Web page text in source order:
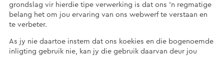
grondslag vir hierdie tipe verwerking is dat ons ’n regmatige
belang het om jou ervaring van ons webwerf te verstaan en
te verbeter.
As jy nie daartoe instem dat ons koekies en die bogenoemde
inligting gebruik nie, kan jy die gebruik daarvan deur jou